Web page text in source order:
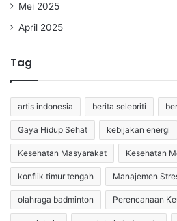
Mei 2025
April 2025
Tag
artis indonesia berita selebriti
Gaya Hidup Sehat kebijakan energi
Kesehatan Masyarakat Kesehatan
konflik timur tengah Manajemen
olahraga badminton Perencanaan